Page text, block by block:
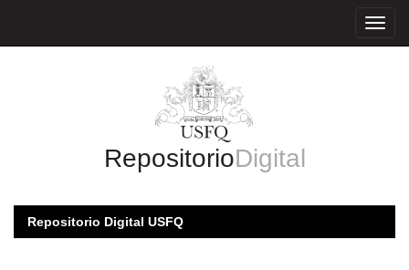
RepositorioDigital
Repositorio Digital USFQ